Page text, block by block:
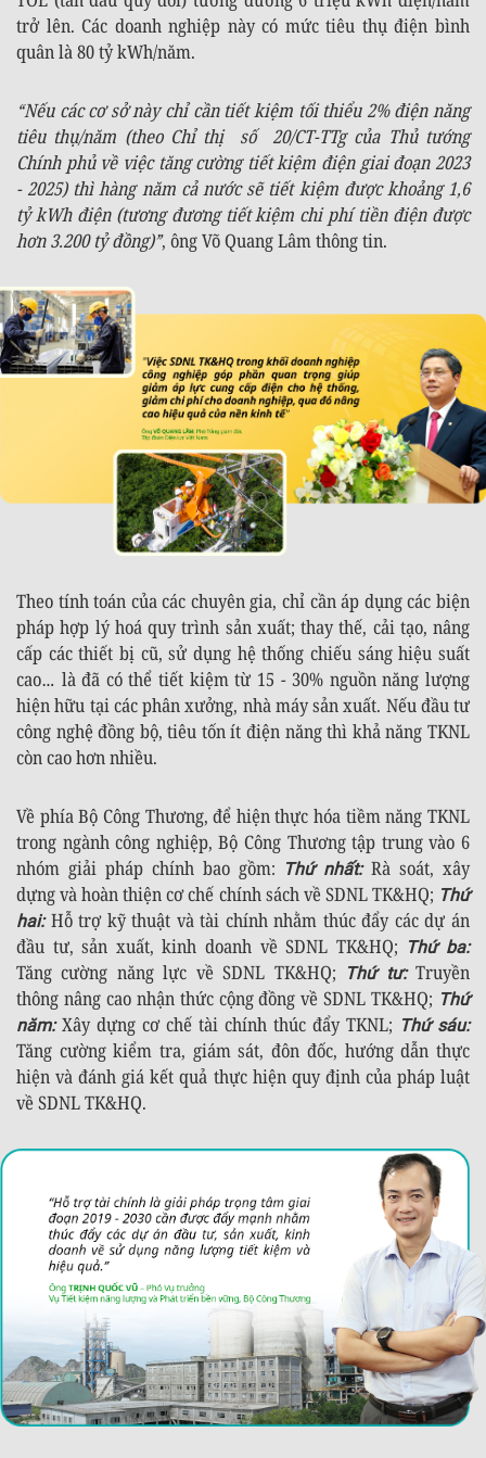
trở lên. Các doanh nghiệp này có mức tiêu thụ điện bình
quân là 80 tỷ kWh/năm.
“Nếu các cơ sở này chỉ cần tiết kiệm tối thiểu 2% điện năng
tiêu thụ/năm (theo Chỉ thị số 20/CT-TTgcủa Thủ tướng
Chính phủ về việc tăng cường tiết kiệm điện giai đoạn 2023
- 2025) thì hàng năm cả nước sẽ tiết kiệm được khoảng 1,6
tỷ kWh điện (tương đương tiết kiệm chi phí tiền điện được
hơn 3.200 tỷ đồng)”, ông Võ Quang Lâm thông tin.
Theo tính toán của các chuyên gia, chỉ cần áp dụng các biện
pháp hợp lý hoá quy trình sản xuất; thay thế, cải tạo, nâng
cấp các thiết bị cũ, sử dụng hệ thống chiếu sáng hiệu suất
cao… là đã có thể tiết kiệm từ 15 - 30% nguồn năng lượng
hiện hữu tại các phân xưởng, nhà máy sản xuất. Nếu đầu tư
công nghệ đồng bộ, tiêu tốn ít điện năng thì khả năng TKNL
còn cao hơn nhiều.
Về phía Bộ Công Thương, để hiện thực hóa tiềm năng TKNL
trong ngành công nghiệp, Bộ Công Thương tập trung vào 6
nhóm giải pháp chính bao gồm: Thứ nhất:Rà soát, xây
dựng và hoàn thiện cơ chế chính sách về SDNL TK&HQ; Thứ
hai:Hỗ trợ kỹ thuật và tài chính nhằm thúc đẩy các dự án
đầu tư, sản xuất, kinh doanh về SDNL TK&HQ; Thứ ba:
Tăng cường năng lực về SDNL TK&HQ; Thứ tư:Truyền
thông nâng cao nhận thức cộng đồng về SDNL TK&HQ; Thứ
năm: Xây dựng cơ chế tài chính thúc đẩy TKNL; Thứ sáu:
Tăng cường kiểm tra, giám sát, đôn đốc, hướng dẫn thực
hiện và đánh giá kết quả thực hiện quy định của pháp luật
về SDNL TK&HQ.